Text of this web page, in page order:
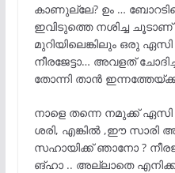
കാണുല്ലേ? ഉം …
ഇവിടുത്തെ നശിച്ച
മുറിയിലെങ്കിലും ഒരു
നീരജേട്ടാ… അവളത്
തോന്നി താൻ
നാളെ തന്നെ നമുക്ക് ഏസി
ശരി, എങ്കിൽ ,ഈ സാരി
സഹായിക്ക് ഞാനോ ?
ങ്ഹാ .. അല്ലാതെ